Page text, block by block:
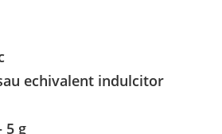
echivalent indulcitor
5 g